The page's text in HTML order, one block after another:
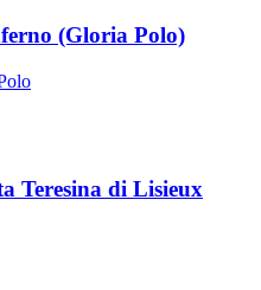
(Gloria Polo)
Teresina di Lisieux